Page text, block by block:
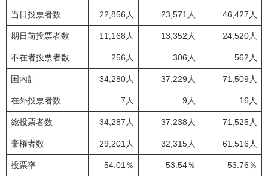
当日投票者数 22,856人 23,571人 46,427人
期日前投票者数 11,168人 13,352人 24,520人
不在者投票者数 256人 306人 562人
国内計 34,280人 37,229人 71,509人
在外投票者数 7人 9人 16人
総投票者数 34,287人 37,238人 71,525人
棄権者数 29,201人 32,315人 61,516人
投票率 54.01％ 53.54％ 53.76％